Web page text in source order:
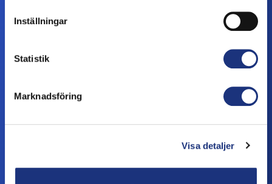
Inställningar
Statistik
Marknadsföring
Visa detaljer